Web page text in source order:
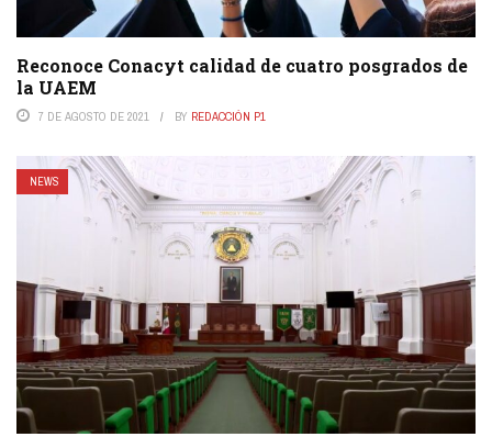
Reconoce Conacyt calidad de cuatro posgrados de
la UAEM
7 DE AGOSTO DE 2021 BY REDACCIÓN P1
NEWS